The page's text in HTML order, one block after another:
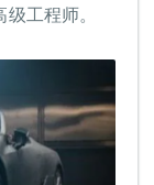
工程师。